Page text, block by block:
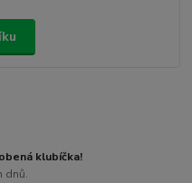
klubíčka!
dnů.